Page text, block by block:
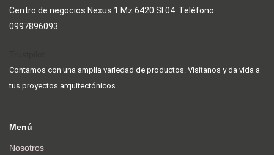
Centro de negocios Nexus 1 Mz 6420 Sl 04. Teléfono:
0997896093
Contamos con una amplia variedad de productos. Visítanos y da vida a
tus proyectos arquitectónicos.
Menú
Nosotros